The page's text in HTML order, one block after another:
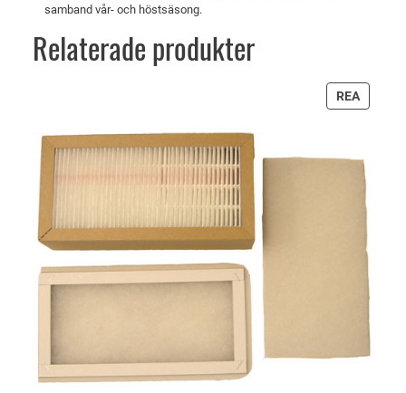
a
r
:
8
.
3
2
.
samband vår- och höstsäsong.
Relaterade produkter
REA
PÅ